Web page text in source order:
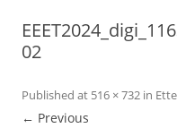
02
Published at 516 × 732 in
← Previous